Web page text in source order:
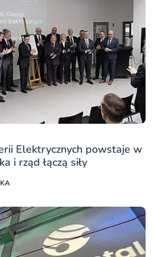
Elektrycznych powstaje w
i rząd łączą siły